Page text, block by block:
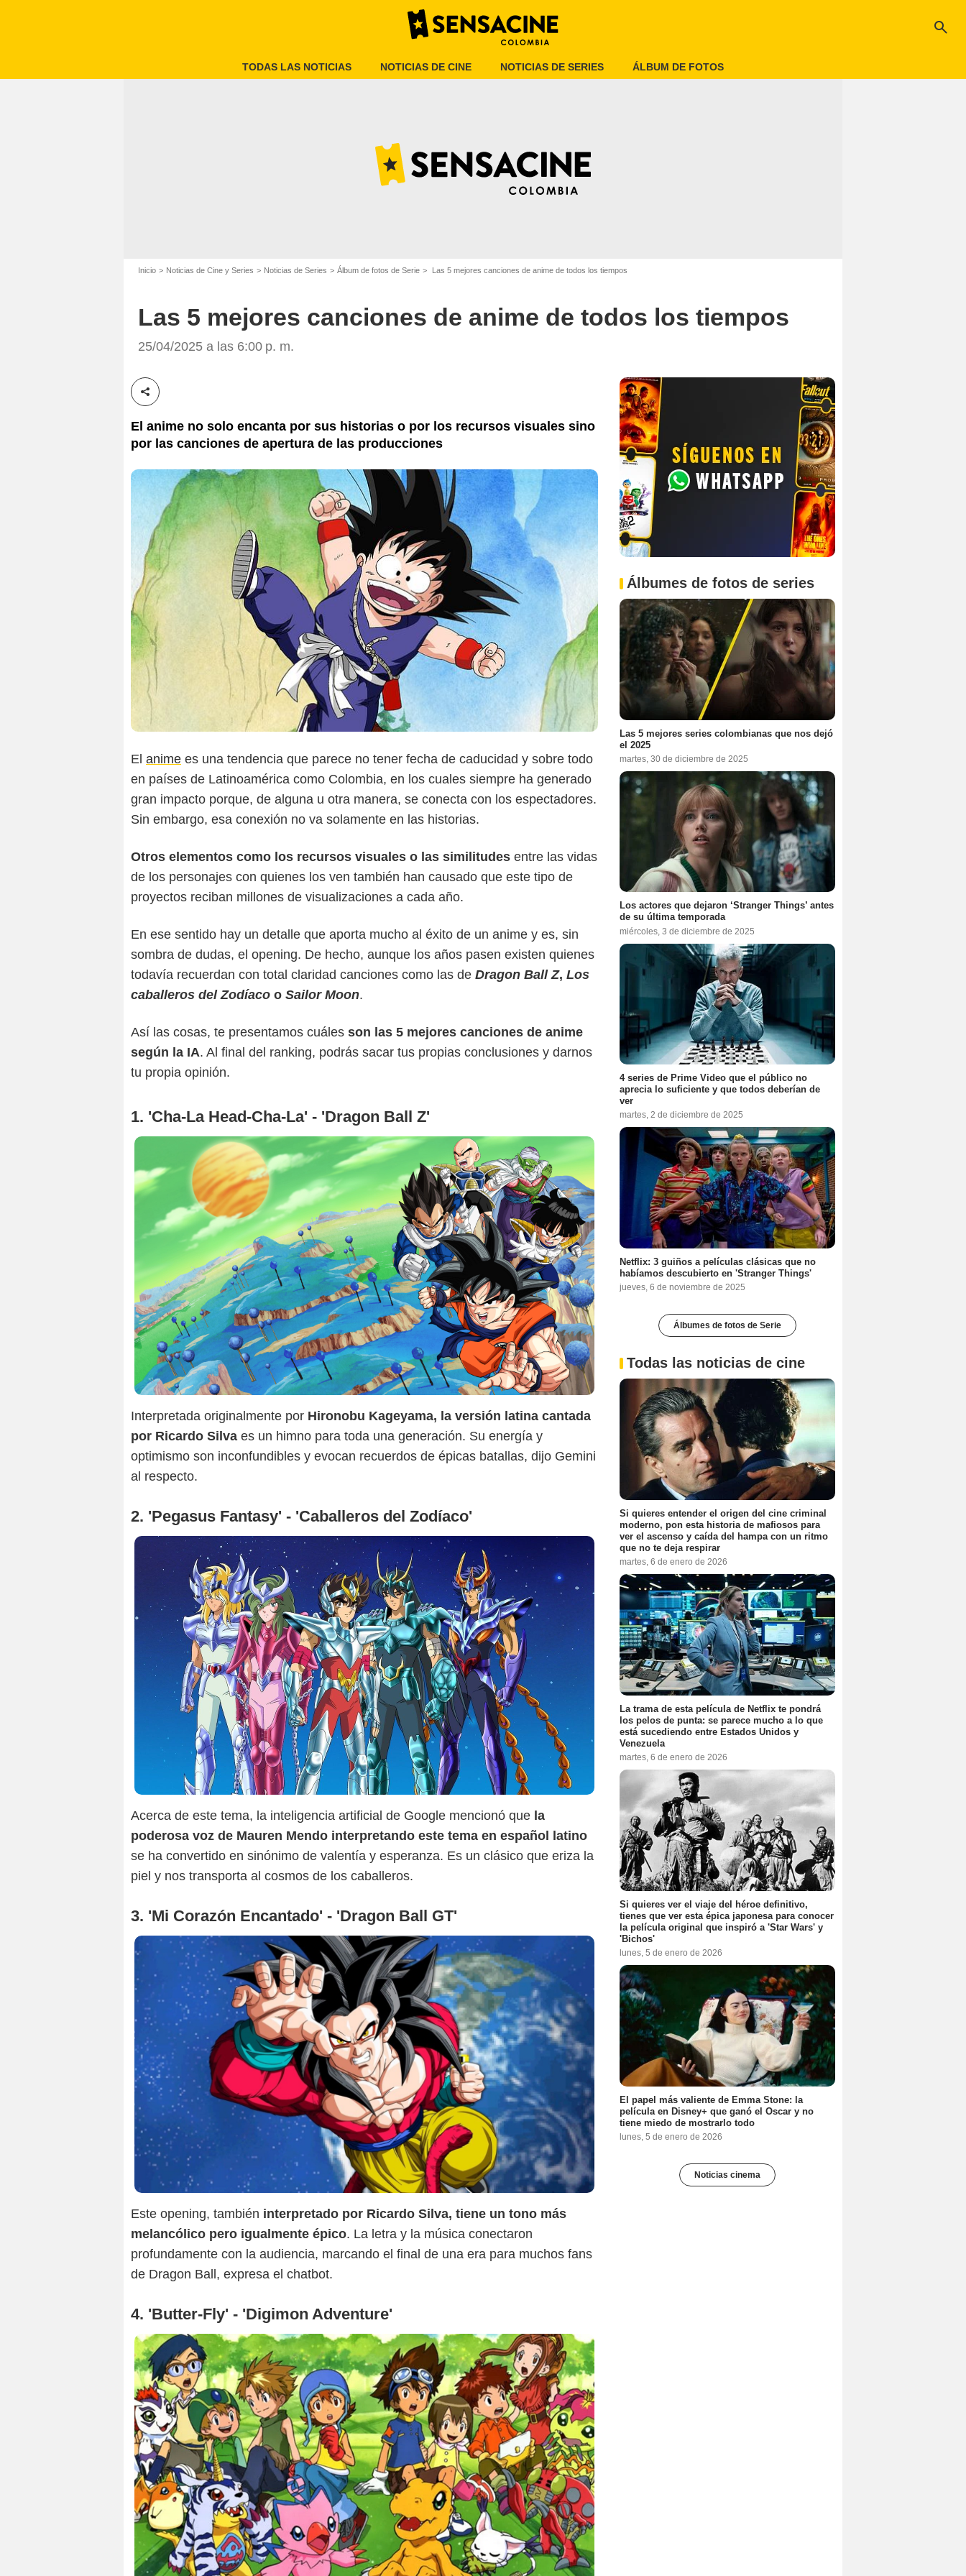
search
TODAS LAS NOTICIAS NOTICIAS DE CINE NOTICIAS DE SERIES ÁLBUM DE FOTOS
Inicio Noticias de Cine y Series Noticias de Series Álbum de fotos de Serie Las 5 mejores canciones de anime de todos los tiempos
Las 5 mejores canciones de anime de todos los tiempos
25/04/2025 a las 6:00 p. m.
Compartir esta noticia
El anime no solo encanta por sus historias o por los recursos visuales sino
por las canciones de apertura de las producciones
El anime es una tendencia que parece no tener fecha de caducidad y sobre todo
en países de Latinoamérica como Colombia, en los cuales siempre ha generado
gran impacto porque, de alguna u otra manera, se conecta con los espectadores.
Sin embargo, esa conexión no va solamente en las historias.
Otros elementos como los recursos visuales o las similitudes entre las vidas
de los personajes con quienes los ven también han causado que este tipo de
proyectos reciban millones de visualizaciones a cada año.
En ese sentido hay un detalle que aporta mucho al éxito de un anime y es, sin
sombra de dudas, el opening. De hecho, aunque los años pasen existen quienes
todavía recuerdan con total claridad canciones como las de Dragon Ball Z, Los
caballeros del Zodíaco o Sailor Moon.
Así las cosas, te presentamos cuáles son las 5 mejores canciones de anime
según la IA. Al final del ranking, podrás sacar tus propias conclusiones y darnos
tu propia opinión.
1. 'Cha-La Head-Cha-La' - 'Dragon Ball Z'
Prime Video
Interpretada originalmente por Hironobu Kageyama, la versión latina cantada
por Ricardo Silva es un himno para toda una generación. Su energía y
optimismo son inconfundibles y evocan recuerdos de épicas batallas, dijo Gemini
al respecto.
2. 'Pegasus Fantasy' - 'Caballeros del Zodíaco'
Bandai
Acerca de este tema, la inteligencia artificial de Google mencionó que la
poderosa voz de Mauren Mendo interpretando este tema en español latino
se ha convertido en sinónimo de valentía y esperanza. Es un clásico que eriza la
piel y nos transporta al cosmos de los caballeros.
3. 'Mi Corazón Encantado' - 'Dragon Ball GT'
Toei Animation
Este opening, también interpretado por Ricardo Silva, tiene un tono más
melancólico pero igualmente épico. La letra y la música conectaron
profundamente con la audiencia, marcando el final de una era para muchos fans
de Dragon Ball, expresa el chatbot.
4. 'Butter-Fly' - 'Digimon Adventure'
Bandai
Netflix
Álbumes de fotos de series
Las 5 mejores series colombianas que nos dejó
el 2025
martes, 30 de diciembre de 2025
Los actores que dejaron ‘Stranger Things’ antes
de su última temporada
miércoles, 3 de diciembre de 2025
4 series de Prime Video que el público no
aprecia lo suficiente y que todos deberían de
ver
martes, 2 de diciembre de 2025
Netflix: 3 guiños a películas clásicas que no
habíamos descubierto en 'Stranger Things'
jueves, 6 de noviembre de 2025
Álbumes de fotos de Serie
Todas las noticias de cine
Si quieres entender el origen del cine criminal
moderno, pon esta historia de mafiosos para
ver el ascenso y caída del hampa con un ritmo
que no te deja respirar
martes, 6 de enero de 2026
La trama de esta película de Netflix te pondrá
los pelos de punta: se parece mucho a lo que
está sucediendo entre Estados Unidos y
Venezuela
martes, 6 de enero de 2026
Si quieres ver el viaje del héroe definitivo,
tienes que ver esta épica japonesa para conocer
la película original que inspiró a 'Star Wars' y
'Bichos'
lunes, 5 de enero de 2026
El papel más valiente de Emma Stone: la
película en Disney+ que ganó el Oscar y no
tiene miedo de mostrarlo todo
lunes, 5 de enero de 2026
Noticias cinema